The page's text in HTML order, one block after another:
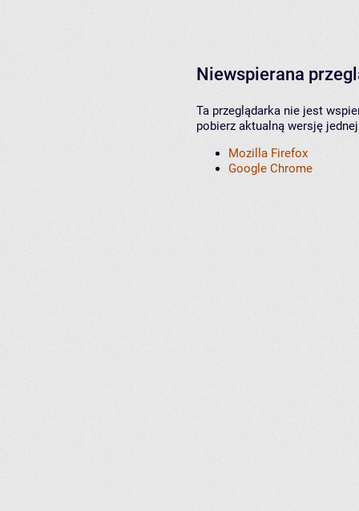
Niewspierana
Ta przeglądarka nie jest
pobierz aktualną wersję
Mozilla Firefox
Google Chrome